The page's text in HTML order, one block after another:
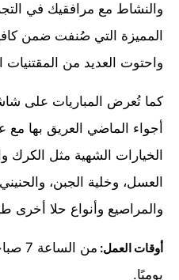
والنشاط مع مرافقيك في
المميزة التي صُنفت ضمن
واحتوت العديد من المقتنيات
كما تُعرض المباريات على
أجواء الماضي العريق بها
الخيارات الشهية مثل الكرك
العسل، وخلية الجبن،
والمراصيع وأنواع حلا أخرى
أوقات العمل:
يوميًا.